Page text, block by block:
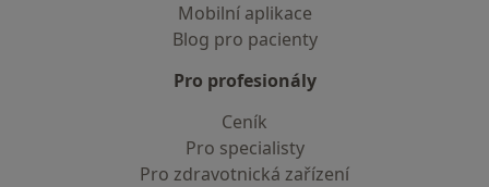
Mobilní aplikace
Blog pro pacienty
Pro profesionály
Ceník
Pro specialisty
Pro zdravotnická zařízení